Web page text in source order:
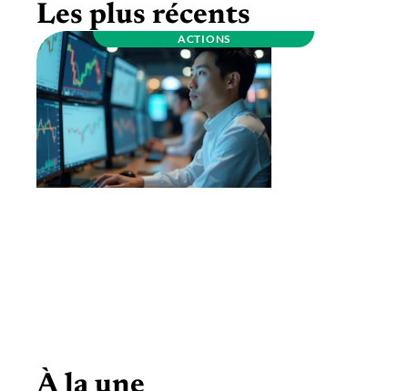
Les plus récents
ACTIONS